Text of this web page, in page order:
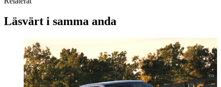
Läsvärt i samma anda